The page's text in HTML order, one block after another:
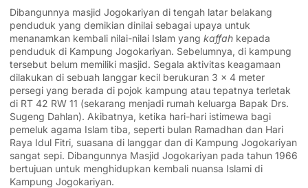
Dibangunnya masjid Jogokariyan di tengah latar belakang
penduduk yang demikian dinilai sebagai upaya untuk
menanamkan kembali nilai-nilai Islam yang kaffah kepada
penduduk di Kampung Jogokariyan. Sebelumnya, di kampung
tersebut belum memiliki masjid. Segala aktivitas keagamaan
dilakukan di sebuah langgar kecil berukuran 3 x 4 meter
persegi yang berada di pojok kampung atau tepatnya terletak
di RT 42 RW 11 (sekarang menjadi rumah keluarga Bapak Drs.
Sugeng Dahlan). Akibatnya, ketika hari-hari istimewa bagi
pemeluk agama Islam tiba, seperti bulan Ramadhan dan Hari
Raya Idul Fitri, suasana di langgar dan di Kampung Jogokariyan
sangat sepi. Dibangunnya Masjid Jogokariyan pada tahun 1966
bertujuan untuk menghidupkan kembali nuansa Islami di
Kampung Jogokariyan.